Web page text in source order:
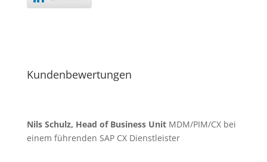
Kundenbewertungen
Nils Schulz, Head of Business UnitMDM/PIM/CX bei
einem führenden SAP CX Dienstleister